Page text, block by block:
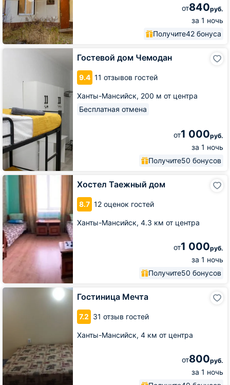
от840руб.
за 1 ночь
Получите42 бонуса
Гостевой дом Чемодан
9.4 11 отзывов гостей
Ханты-Мансийск, 200 м от центра
Бесплатная отмена
от1 000руб.
за 1 ночь
Получите50 бонусов
Хостел Таежный дом
8.7 12 оценок гостей
Ханты-Мансийск, 4.3 км от центра
от1 000руб.
за 1 ночь
Получите50 бонусов
Хостел
Таежный
Гостиница Мечта
7.2 31 отзыв гостей
Ханты-Мансийск, 4 км от центра
от800руб.
за 1 ночь
Гостиница